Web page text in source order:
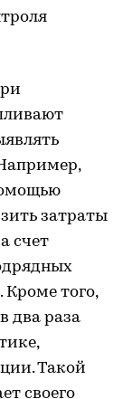
затраты
счет
Кроме того,
два раза
Такой
своего